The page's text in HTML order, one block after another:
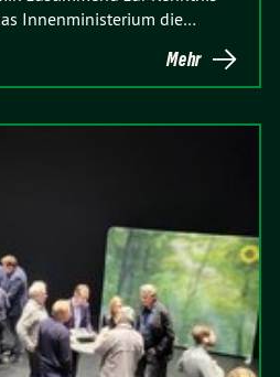
Innenministerium die…
Mehr